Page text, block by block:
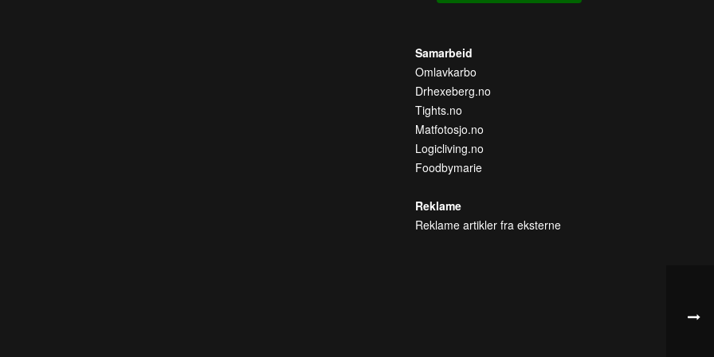
Samarbeid
Omlavkarbo
Drhexeberg.no
Tights.no
Matfotosjo.no
Logicliving.no
Foodbymarie
Reklame
Reklame artikler fra eksterne